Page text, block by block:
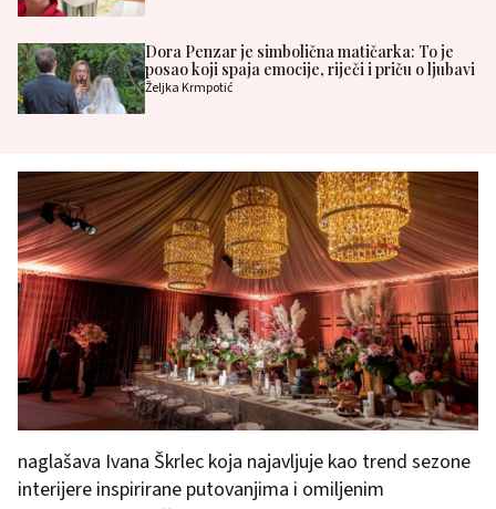
Dora Penzar je simbolična matičarka: To je
posao koji spaja emocije, riječi i priču o ljubavi
Željka Krmpotić
naglašava Ivana Škrlec koja najavljuje kao trend sezone
interijere inspirirane putovanjima i omiljenim